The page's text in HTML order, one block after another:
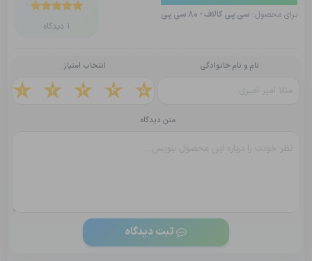
برای محصول: سی پی کالاف - 80 سی پی
1 دیدگاه
نام و نام خانوادگی انتخاب امتیاز
1 2 3 4 5
متن دیدگاه
ثبت دیدگاه